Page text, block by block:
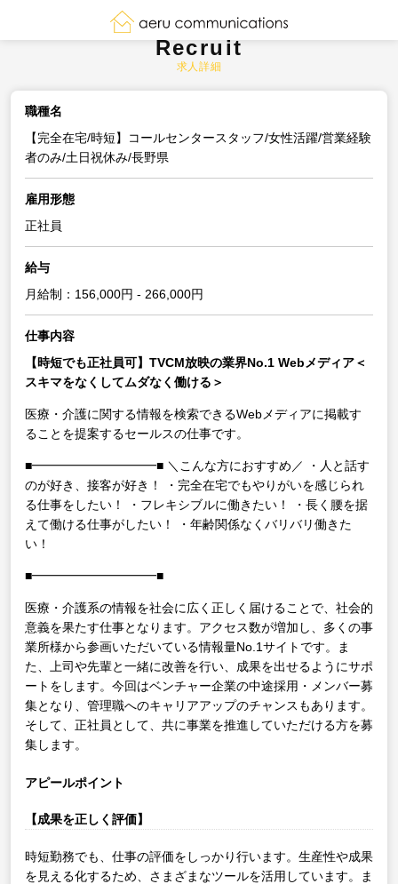
Recruit
求人詳細
職種名
【完全在宅/時短】コールセンタースタッフ/女性活躍/営業経験
者のみ/土日祝休み/長野県
雇用形態
正社員
給与
月給制：156,000円 - 266,000円
仕事内容
【時短でも正社員可】TVCM放映の業界No.1 Webメディア＜
スキマをなくしてムダなく働ける＞
医療・介護に関する情報を検索できるWebメディアに掲載す
ることを提案するセールスの仕事です。
■━━━━━━━━━━■ ＼こんな方におすすめ／
・人と話す
のが好き、接客が好き！
・完全在宅でもやりがいを感じられ
る仕事をしたい！
・フレキシブルに働きたい！
・長く腰を据
えて働ける仕事がしたい！
・年齢関係なくバリバリ働きた
い！
■━━━━━━━━━━■
医療・介護系の情報を社会に広く正しく届けることで、社会的
意義を果たす仕事となります。アクセス数が増加し、多くの事
業所様から参画いただいている情報量No.1サイトです。ま
た、上司や先輩と一緒に改善を行い、成果を出せるようにサポ
ートをします。今回はベンチャー企業の中途採用・メンバー募
集となり、管理職へのキャリアアップのチャンスもあります。
そして、正社員として、共に事業を推進していただける方を募
集します。
アピールポイント
【成果を正しく評価】
時短勤務でも、仕事の評価をしっかり行います。生産性や成果
を見える化するため、さまざまなツールを活用しています。ま